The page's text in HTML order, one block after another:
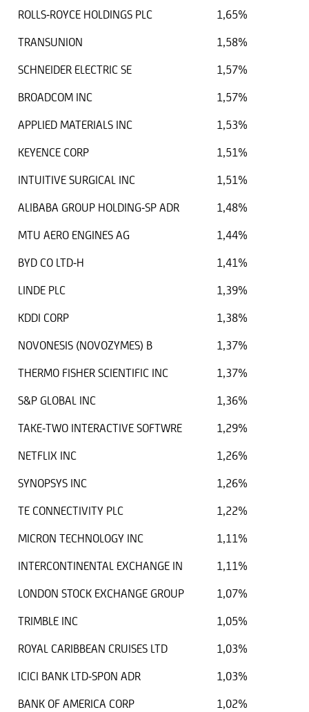
ROLLS-ROYCE HOLDINGS PLC
1,65%
TRANSUNION
1,58%
SCHNEIDER ELECTRIC SE
1,57%
BROADCOM INC
1,57%
APPLIED MATERIALS INC
1,53%
KEYENCE CORP
1,51%
INTUITIVE SURGICAL INC
1,51%
ALIBABA GROUP HOLDING-SP ADR
1,48%
MTU AERO ENGINES AG
1,44%
BYD CO LTD-H
1,41%
LINDE PLC
1,39%
KDDI CORP
1,38%
NOVONESIS (NOVOZYMES) B
1,37%
THERMO FISHER SCIENTIFIC INC
1,37%
S&P GLOBAL INC
1,36%
TAKE-TWO INTERACTIVE SOFTWRE
1,29%
NETFLIX INC
1,26%
SYNOPSYS INC
1,26%
TE CONNECTIVITY PLC
1,22%
MICRON TECHNOLOGY INC
1,11%
INTERCONTINENTAL EXCHANGE IN
1,11%
LONDON STOCK EXCHANGE GROUP
1,07%
TRIMBLE INC
1,05%
ROYAL CARIBBEAN CRUISES LTD
1,03%
ICICI BANK LTD-SPON ADR
1,03%
BANK OF AMERICA CORP
1,02%